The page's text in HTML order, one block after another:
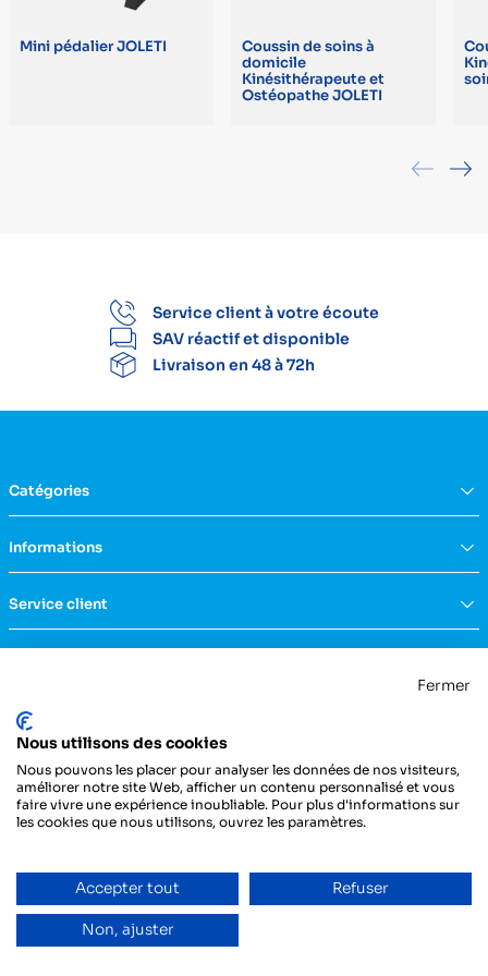
Mini pédalier JOLETI
Coussin de soins à
domicile
Kinésithérapeute et
Ostéopathe JOLETI
Service client à votre écoute
SAV réactif et disponible
Livraison en 48 à 72h
La Centrale Médicale
ZI de la Petite Dimerie - 15, rue du 11 Novembre
62310 Fruges
France
03 21 04 21 21
Catégories
Aide à la vie
Confort & bien-être
Rééducation & massage
Mobilier
Diagnostic
Hygiène & protection
Instrumentation
Entretien du véhicule
Informations
FAQs
Notre engagement RSE
Service client
Nous contacter
Conditions générales de vente
Copyright ©Dedi - Tous droits réservés-Designed with love by
e-commerce
Fermer
Nous utilisons des cookies
Nous pouvons les placer pour analyser les données de nos visiteurs,
améliorer notre site Web, afficher un contenu personnalisé et vous
faire vivre une expérience inoubliable. Pour plus d'informations sur
les cookies que nous utilisons, ouvrez les paramètres.
Accepter tout Refuser
Non, ajuster